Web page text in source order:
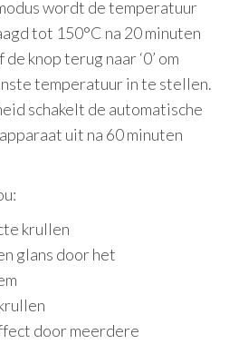
wordt de temperatuur
tot 150°C na 20 minuten
knop terug naar ‘0’ om
temperatuur in te stellen.
schakelt de automatische
uit na 60 minuten
krullen
glans door het
door meerdere